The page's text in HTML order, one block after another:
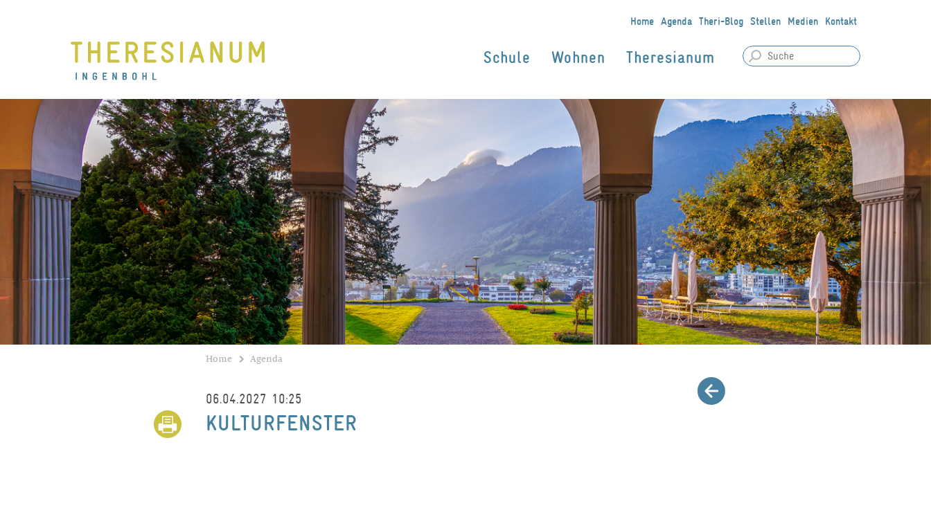
Home Agenda Theri-Blog Stellen Medien Kontakt
Schule Wohnen Theresianum
Home Agenda
06.04.2027 10:25
KULTURFENSTER